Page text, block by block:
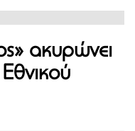
ακυρώνει